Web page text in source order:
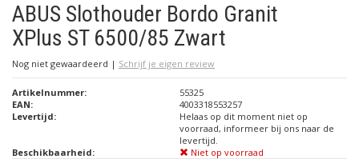
ABUS Slothouder Bordo Granit
XPlus ST 6500/85 Zwart
Nog niet gewaardeerd | Schrijf je eigen review
Artikelnummer:
55325
EAN:
4003318553257
Levertijd:
Helaas op dit moment niet op
voorraad, informeer bij ons naar de
levertijd.
Beschikbaarheid:
Niet op voorraad